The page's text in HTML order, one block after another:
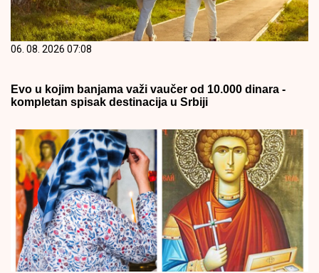
06. 08. 2026 07:08
Evo u kojim banjama važi vaučer od 10.000 dinara -
kompletan spisak destinacija u Srbiji